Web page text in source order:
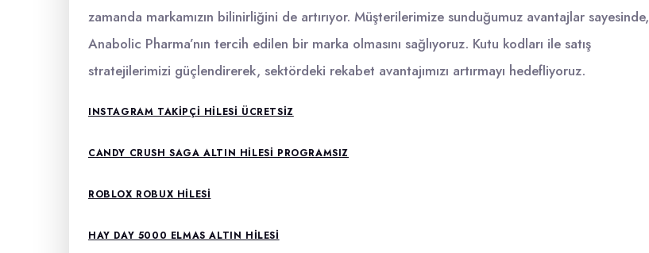
zamanda markamızın bilinirliğini de artırıyor. Müşterilerimize sunduğumuz avantajlar sayesinde,
Anabolic Pharma’nın tercih edilen bir marka olmasını sağlıyoruz. Kutu kodları ile satış
stratejilerimizi güçlendirerek, sektördeki rekabet avantajımızı artırmayı hedefliyoruz.
INSTAGRAM TAKIPÇI HILESI ÜCRETSIZ
CANDY CRUSH SAGA ALTIN HILESI PROGRAMSIZ
ROBLOX ROBUX HILESI
HAY DAY 5000 ELMAS ALTIN HILESI